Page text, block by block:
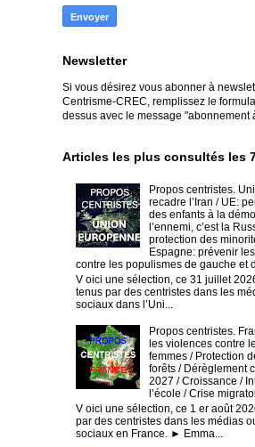
Newsletter
Si vous désirez vous abonner à
Centrisme-CREC, remplissez le
dessus avec le message "abonnement
Articles les plus consultés les
Propos centristes.
recadre l’Iran / UE:
des enfants à la
l’ennemi, c’est la
protection des
Espagne: prévenir
contre les populismes de gauche et
V oici une sélection, ce 31 juillet
tenus par des centristes dans les
sociaux dans l’Uni...
Propos centristes.
les violences contre
femmes / Protection
forêts / Dérèglement
2027 / Croissance /
l’école / Crise
V oici une sélection, ce 1 er août
par des centristes dans les médias
sociaux en France. ► Emma...